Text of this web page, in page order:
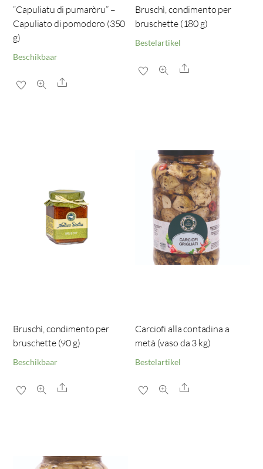
“Capuliatu di pumaròru” –
Capuliato di pomodoro (350
g)
Beschikbaar
Share
Bruschì, condimento per
bruschette (180 g)
Bestelartikel
Share
Bruschì, condimento per
bruschette (90 g)
Beschikbaar
Share
Carciofi alla contadina a
metà (vaso da 3 kg)
Bestelartikel
Share